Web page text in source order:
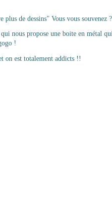
de dessins" Vous vous souvenez
nous propose une boite en métal
!
on est totalement addicts !!